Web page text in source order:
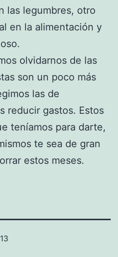
las legumbres, otro
en la alimentación y
olvidarnos de las
son un poco más
las de
reducir gastos. Estos
teníamos para darte,
te sea de gran
estos meses.